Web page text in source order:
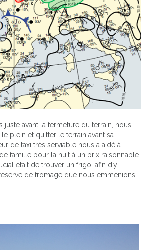
juste avant la fermeture du terrain, nous
plein et quitter le terrain avant sa
de taxi très serviable nous a aidé à
famille pour la nuit à un prix raisonnable.
était de trouver un frigo, afin d’y
de fromage que nous emmenions